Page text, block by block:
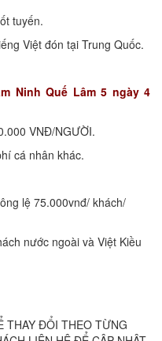
tuyến.
Việt đón tại Trung Quốc.
Ninh Quế Lâm 5 ngày 4
VNĐ/NGƯỜI.
cá nhân khác.
lệ 75.000vnđ/ khách/
nước ngoài và Việt Kiều
THAY ĐỔI THEO TỪNG